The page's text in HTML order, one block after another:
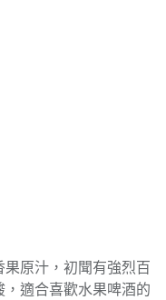
原汁，初聞有強烈百
適合喜歡水果啤酒的